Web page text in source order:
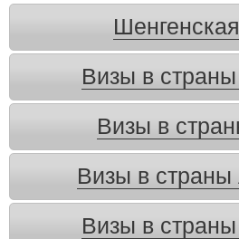
Визы в
Визы в
Визы в страны
Визы в